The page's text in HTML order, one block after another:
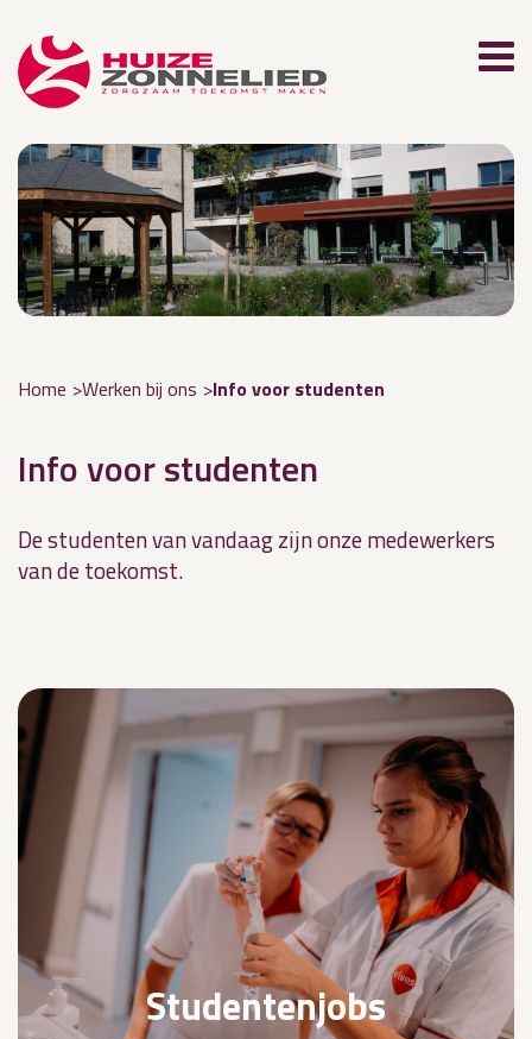
Home Werken bij ons Info voor studenten
Info voor studenten
De studenten van vandaag zijn onze medewerkers
van de toekomst.
Studentenjobs